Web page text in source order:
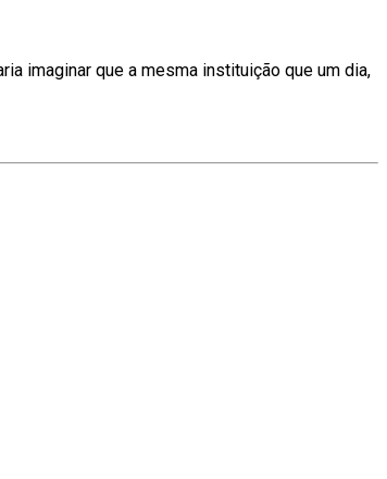
imaginar que a mesma instituição que um dia,